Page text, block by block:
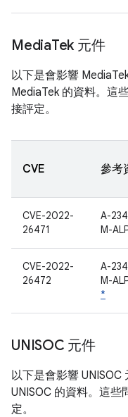
MediaTek 元件
以下是會影響
MediaTek 的資料。這
接評定。
CVE 參考
CVE-2022-
26471
A-
M-
CVE-2022-
26472
A-
M-
*
UNISOC 元件
以下是會影響
UNISOC 的資料。這些
定。